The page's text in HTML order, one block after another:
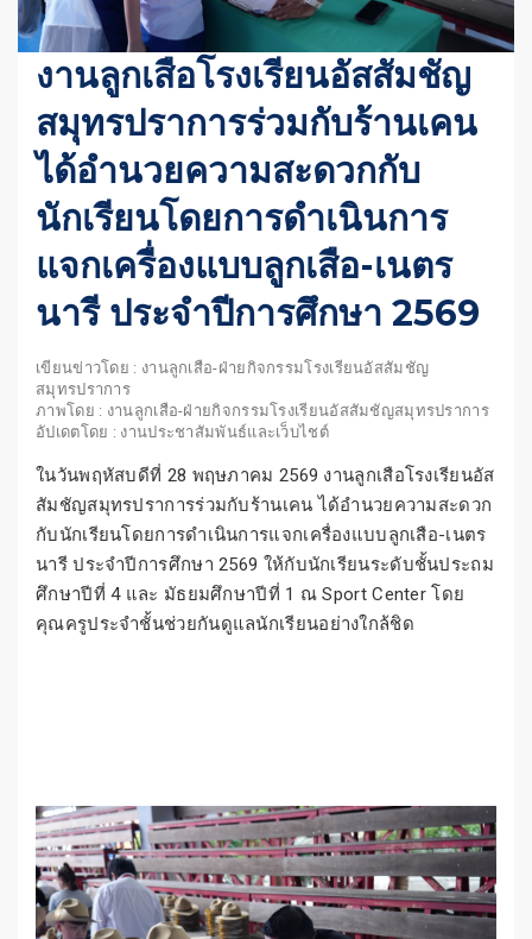
งานลูกเสือโรงเรียนอัสสัมชัญ
สมุทรปราการร่วมกับร้านเคน
ได้อำนวยความสะดวกกับ
นักเรียนโดยการดำเนินการ
แจกเครื่องแบบลูกเสือ-เนตร
นารี ประจำปีการศึกษา 2569
เขียนข่าวโดย : งานลูกเสือ-ฝ่ายกิจกรรมโรงเรียนอัสสัมชัญ
สมุทรปราการ
ภาพโดย : งานลูกเสือ-ฝ่ายกิจกรรมโรงเรียนอัสสัมชัญสมุทรปราการ
อัปเดตโดย : งานประชาสัมพันธ์และเว็บไชต์
ในวันพฤหัสบดีที่ 28 พฤษภาคม 2569 งานลูกเสือโรงเรียนอัส
สัมชัญสมุทรปราการร่วมกับร้านเคน ได้อำนวยความสะดวก
กับนักเรียนโดยการดำเนินการแจกเครื่องแบบลูกเสือ-เนตร
นารี ประจำปีการศึกษา 2569 ให้กับนักเรียนระดับชั้นประถม
ศึกษาปีที่ 4 และ มัธยมศึกษาปีที่ 1 ณ Sport Center โดย
คุณครูประจำชั้นช่วยกันดูแลนักเรียนอย่างใกล้ชิด